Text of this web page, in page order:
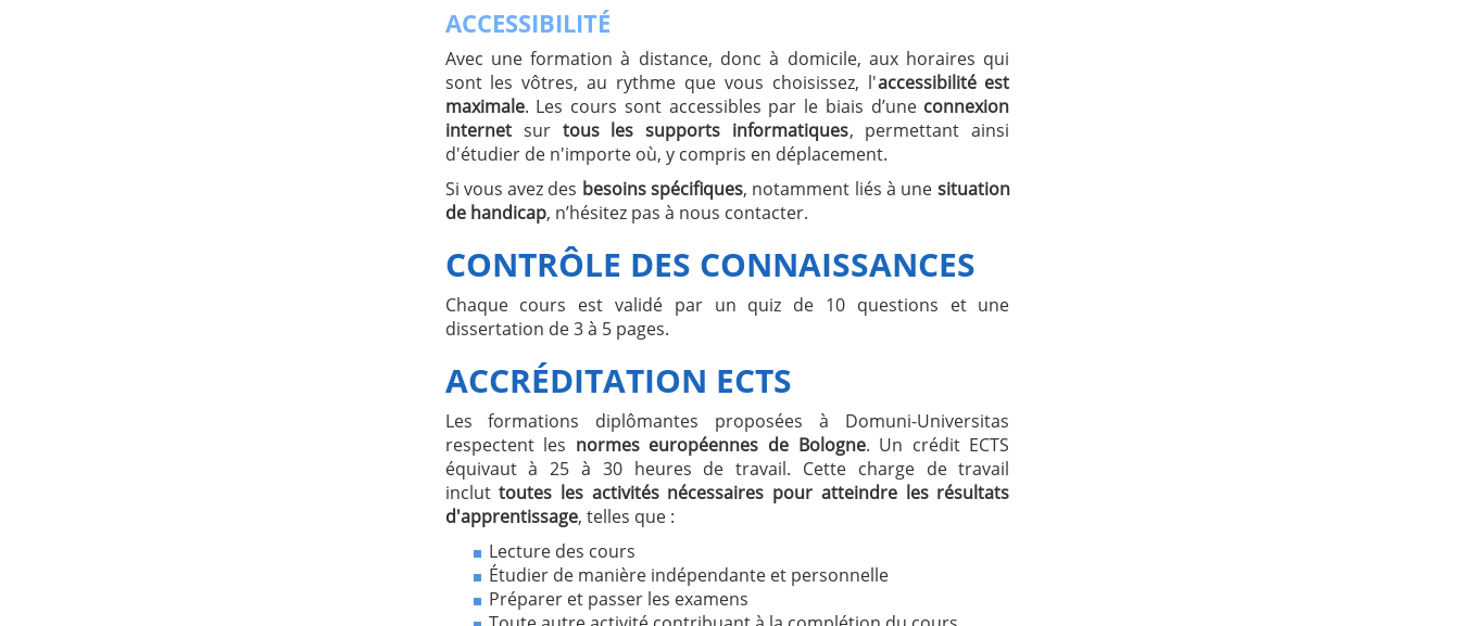
ACCESSIBILITÉ
Avec une formation à distance, donc à domicile, aux horaires qui
sont les vôtres, au rythme que vous choisissez, l'accessibilité est
maximale. Les cours sont accessibles par le biais d’une connexion
internet sur tous les supports informatiques, permettant ainsi
d'étudier de n'importe où, y compris en déplacement.
Si vous avez des besoins spécifiques, notamment liés à une situation
de handicap, n’hésitez pas à nous contacter.
CONTRÔLE DES CONNAISSANCES
Chaque cours est validé par un quiz de 10 questions et une
dissertation de 3 à 5 pages.
ACCRÉDITATION ECTS
Les formations diplômantes proposées à Domuni-Universitas
respectent les normes européennes de Bologne. Un crédit ECTS
équivaut à 25 à 30 heures de travail. Cette charge de travail
incluttoutes les activités nécessaires pour atteindre les résultats
d'apprentissage, telles que :
Lecture des cours
Étudier de manière indépendante et personnelle
Préparer et passer les examens